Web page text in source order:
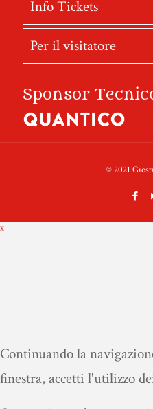
Info Tickets
Per il visitatore
Sponsor
© 2021
x
Continuando la
finestra, accetti l'utilizzo